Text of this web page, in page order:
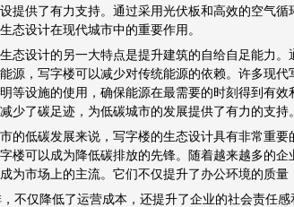
提供了有力支持。通过采用光伏板和高效的空气
态设计在现代城市中的重要作用。
态设计的另一大特点是提升建筑的自给自足能力
源，写字楼可以减少对传统能源的依赖。许多现
等设施的使用，确保能源在最需要的时刻得到有
少了碳足迹，为低碳城市的发展提供了有力的支持。
的低碳发展来说，写字楼的生态设计具有非常重
楼可以成为降低碳排放的先锋。随着越来越多的
为市场上的主流。它们不仅提升了办公环境的质量
不仅降低了运营成本，还提升了企业的社会责任